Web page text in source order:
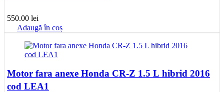
550.00 lei
Adaugă în coș
Motor fara anexe Honda CR-Z 1.5 L hibrid 2016
cod LEA1